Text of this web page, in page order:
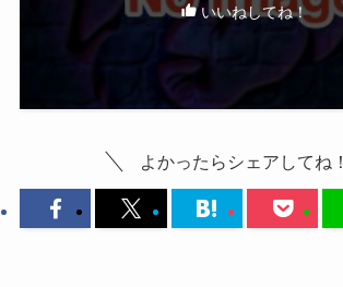
いいねしてね！
よかったらシェアしてね！